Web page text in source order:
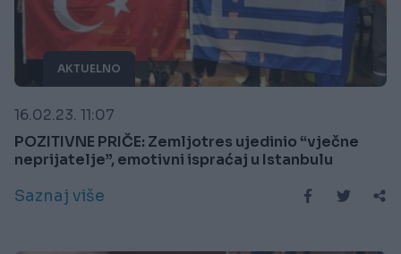
AKTUELNO
16.02.23. 11:07
POZITIVNE PRIČE: Zemljotres ujedinio “vječne
neprijatelje”, emotivni ispraćaj u Istanbulu
Saznaj više